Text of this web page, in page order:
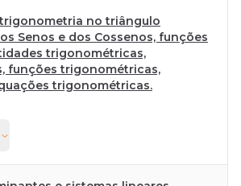
no triângulo
Senos e dos Cossenos, funções
trigonométricas,
funções trigonométricas,
trigonométricas.